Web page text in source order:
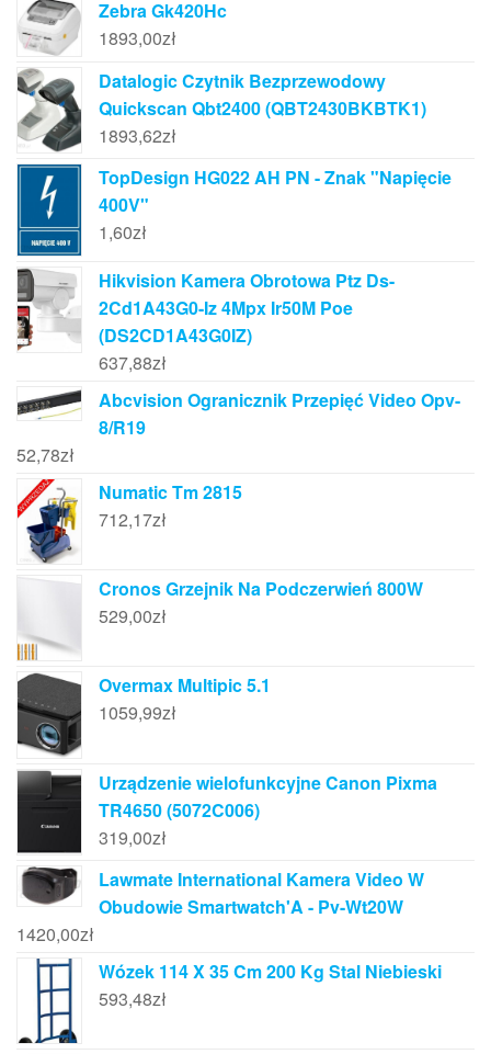
Zebra Gk420Hc
1893,00zł
Datalogic Czytnik Bezprzewodowy
Quickscan Qbt2400 (QBT2430BKBTK1)
1893,62zł
TopDesign HG022 AH PN - Znak "Napięcie
400V"
1,60zł
Hikvision Kamera Obrotowa Ptz Ds-
2Cd1A43G0-Iz 4Mpx Ir50M Poe
(DS2CD1A43G0IZ)
637,88zł
Abcvision Ogranicznik Przepięć Video Opv-
8/R19
52,78zł
Numatic Tm 2815
712,17zł
Cronos Grzejnik Na Podczerwień 800W
529,00zł
Overmax Multipic 5.1
1059,99zł
Urządzenie wielofunkcyjne Canon Pixma
TR4650 (5072C006)
319,00zł
Lawmate International Kamera Video W
Obudowie Smartwatch'A - Pv-Wt20W
1420,00zł
Wózek 114 X 35 Cm 200 Kg Stal Niebieski
593,48zł